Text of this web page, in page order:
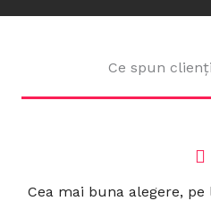
Ce spun
Cea mai buna alegere,